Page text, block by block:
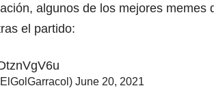
algunos de los mejores memes
el partido:
June 20, 2021